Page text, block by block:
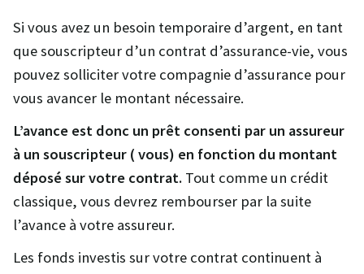
Si vous avez un besoin temporaire d’argent, en tant
que souscripteur d’un contrat d’assurance-vie, vous
pouvez solliciter votre compagnie d’assurance pour
vous avancer le montant nécessaire.
L’avance est donc un prêt consenti par un assureur
à un souscripteur ( vous) en fonction du montant
déposé sur votre contrat. Tout comme un crédit
classique, vous devrez rembourser par la suite
l’avance à votre assureur.
Les fonds investis sur votre contrat continuent à